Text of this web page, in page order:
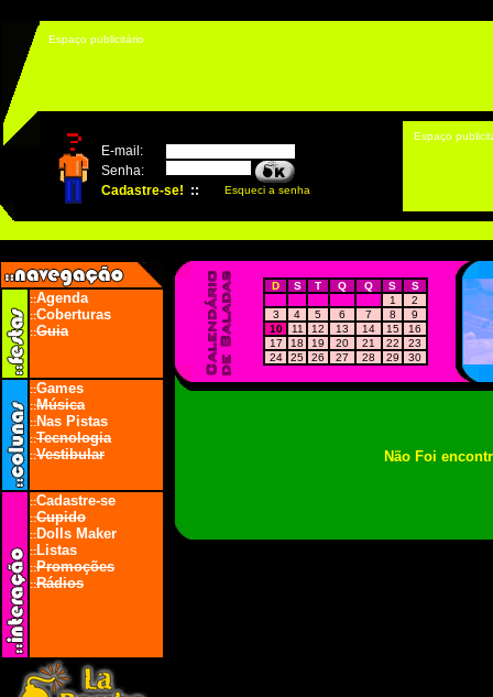
Espaço publicitário
Espaço
::Agenda
::Coberturas
::Guia
::Games
::Música
::Nas Pistas
::Tecnologia
::Vestibular
::Cadastre-se
::Cupido
::Dolls Maker
::Listas
::Promoções
::Rádios
Não Foi
D S T Q Q S
S
1
2
3
4 5 6 7 8
9
10
11 12 13 14 15
16
17
18 19 20 21 22
23
24
25 26 27 28 29 30